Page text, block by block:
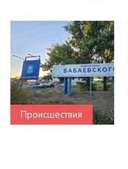
Происшествия